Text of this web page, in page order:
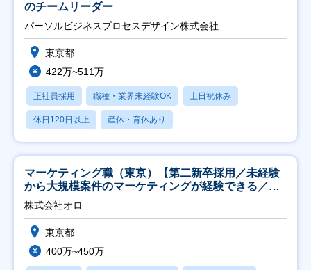
のチームリーダー
パーソルビジネスプロセスデザイン株式会社
東京都
422万~511万
正社員採用 職種・業界未経験OK 土日祝休み
休日120日以上 産休・育休あり
マーケティング職（東京）【第二新卒採用／未経験
から大規模案件のマーケティングが経験できる／研
修充実】
株式会社オロ
東京都
400万~450万